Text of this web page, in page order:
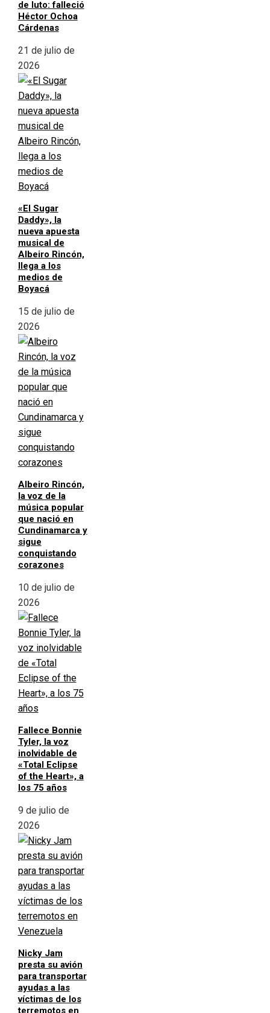
de luto: falleció
Héctor Ochoa
Cárdenas
21 de julio de
2026
«El Sugar
Daddy», la
nueva apuesta
musical de
Albeiro Rincón,
llega a los
medios de
Boyacá
15 de julio de
2026
Albeiro Rincón,
la voz de la
música popular
que nació en
Cundinamarca y
sigue
conquistando
corazones
10 de julio de
2026
Fallece Bonnie
Tyler, la voz
inolvidable de
«Total Eclipse
of the Heart», a
los 75 años
9 de julio de
2026
Nicky Jam
presta su avión
para transportar
ayudas a las
víctimas de los